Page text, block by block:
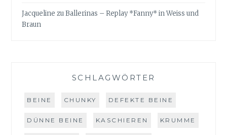
Jacqueline zuBallerinas – Replay *Fanny* in Weiss und
Braun
SCHLAGWÖRTER
BEINE CHUNKY DEFEKTE BEINE
DÜNNE BEINE KASCHIEREN KRUMME